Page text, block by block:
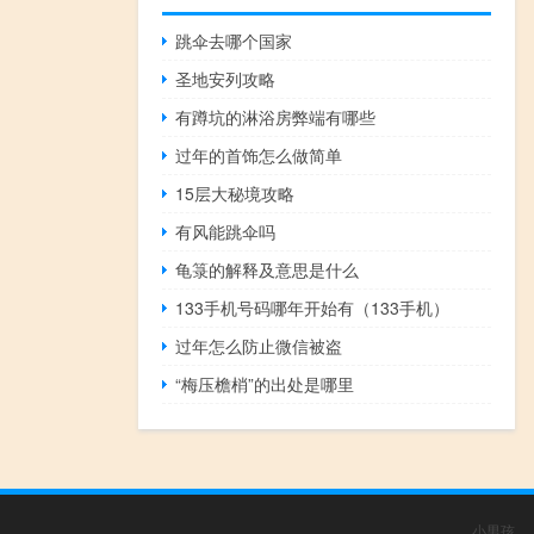
跳伞去哪个国家
圣地安列攻略
有蹲坑的淋浴房弊端有哪些
过年的首饰怎么做简单
15层大秘境攻略
有风能跳伞吗
龟箓的解释及意思是什么
133手机号码哪年开始有（133手机）
过年怎么防止微信被盗
“梅压檐梢”的出处是哪里
小男孩